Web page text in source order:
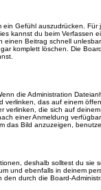
Gefühl auszudrücken.
kannst du beim Verfassen
Beitrag schnell
komplett löschen. Die
die Administration
verlinken, das auf einem
verlinken, die sich auf
einer Anmeldung
das Bild anzuzeigen,
deshalb solltest du sie
und ebenfalls in deinem
durch die Board-